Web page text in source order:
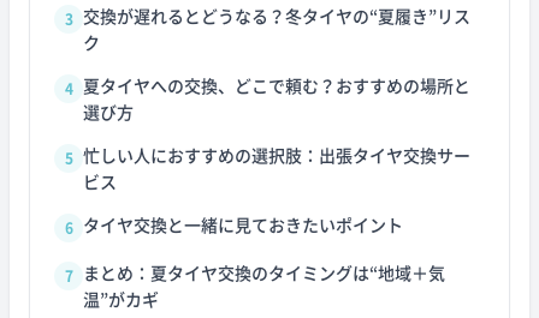
3 交換が遅れるとどうなる？冬タイヤの“夏履き”リス
ク
4 夏タイヤへの交換、どこで頼む？おすすめの場所と
選び方
5 忙しい人におすすめの選択肢：出張タイヤ交換サー
ビス
6 タイヤ交換と一緒に見ておきたいポイント
7 まとめ：夏タイヤ交換のタイミングは“地域＋気
温”がカギ